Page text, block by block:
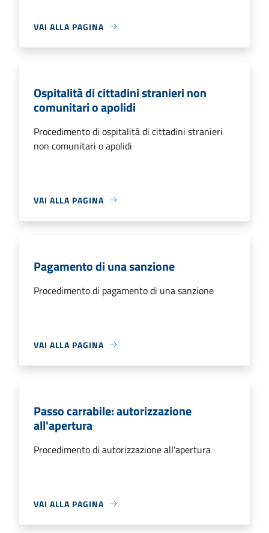
VAI ALLA PAGINA
Ospitalità di cittadini stranieri non
comunitari o apolidi
Procedimento di ospitalità di cittadini stranieri
non comunitari o apolidi
VAI ALLA PAGINA
Pagamento di una sanzione
Procedimento di pagamento di una sanzione
VAI ALLA PAGINA
Passo carrabile: autorizzazione
all'apertura
Procedimento di autorizzazione all'apertura
VAI ALLA PAGINA